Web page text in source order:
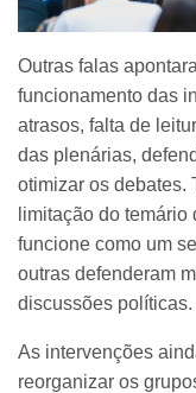
Outras falas
funcionamento das
atrasos, falta de
das plenárias,
otimizar os debates.
limitação do
funcione como um
outras defenderam
discussões políticas.
As intervenções
reorganizar os